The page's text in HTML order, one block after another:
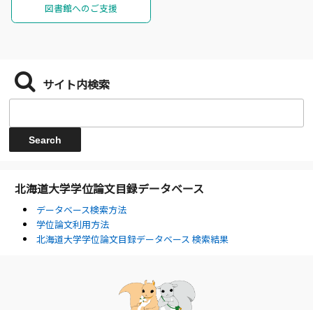
図書館へのご支援
サイト内検索
北海道大学学位論文目録データベース
データベース検索方法
学位論文利用方法
北海道大学学位論文目録データベース 検索結果